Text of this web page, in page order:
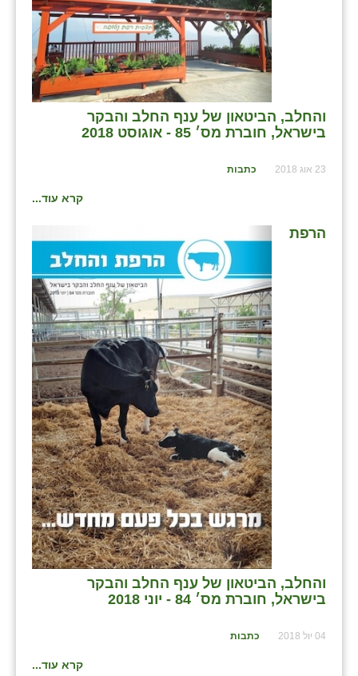
והחלב, הביטאון של ענף החלב והבקר
בישראל, חוברת מס׳ 85 - אוגוסט 2018
23 אוג 2018 כתבות
קרא עוד...
הרפת
והחלב, הביטאון של ענף החלב והבקר
בישראל, חוברת מס׳ 84 - יוני 2018
04 יול 2018 כתבות
קרא עוד...